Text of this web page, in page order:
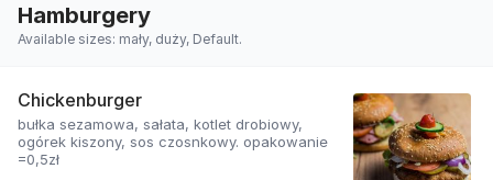
Hamburgery
Available sizes: mały, duży, Default.
Chickenburger
bułka sezamowa, sałata, kotlet drobiowy,
ogórek kiszony, sos czosnkowy. opakowanie
=0,5zł